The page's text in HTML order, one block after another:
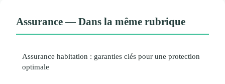
Assurance — Dans la même rubrique
Assurance habitation : garanties clés pour une protection
optimale